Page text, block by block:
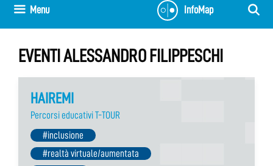
InfoMap
Menu
EVENTI ALESSANDRO FILIPPESCHI
HAIREMI
Percorsi educativi T-TOUR
#inclusione
#realtà virtuale/aumentata